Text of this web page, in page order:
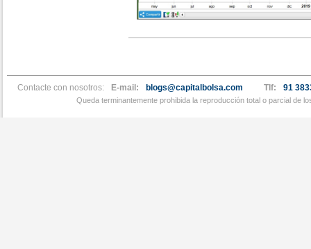
Contacte con nosotros: E-mail: blogs@capitalbolsa.com Tlf: 91
Queda terminantemente prohibida la reproducción total o parcial de